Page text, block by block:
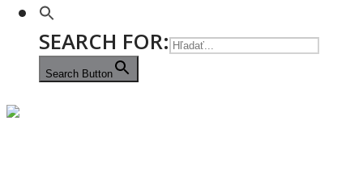
SEARCH FOR:
Search Button